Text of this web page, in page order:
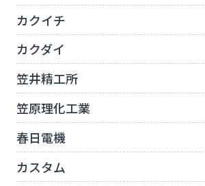
カクイチ
カクダイ
笠井精工所
笠原理化工業
春日電機
カスタム